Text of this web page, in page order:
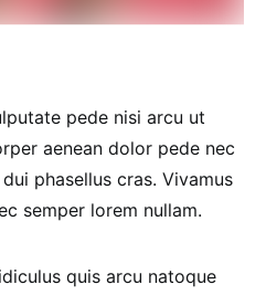
pede nisi arcu ut
aenean dolor pede nec
phasellus cras. Vivamus
semper lorem nullam.
quis arcu natoque